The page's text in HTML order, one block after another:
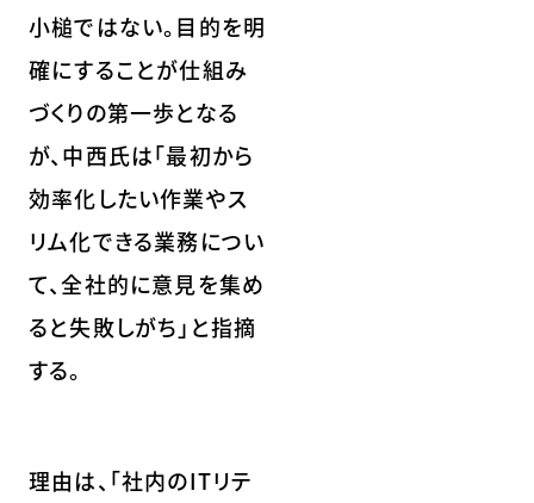
小槌ではない。目的を明
確にすることが仕組み
づくりの第一歩となる
が、中西氏は「最初から
効率化したい作業やス
リム化できる業務につい
て、全社的に意見を集め
ると失敗しがち」と指摘
する。
理由は、「社内のITリテ